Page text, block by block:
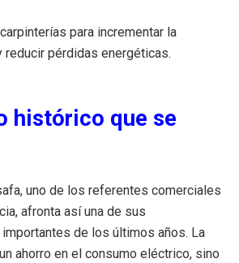
para incrementar la
reducir pérdidas energéticas.
histórico que se
uno de los referentes comerciales
afronta así una de sus
de los últimos años. La
ahorro en el consumo eléctrico, sino